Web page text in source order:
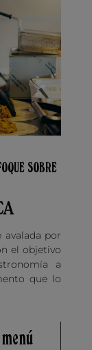
SOBRE
avalada por
el objetivo
a
que lo